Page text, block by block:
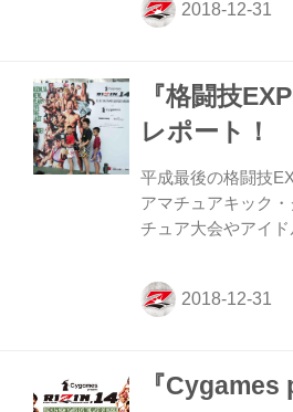
となった。 「
対応し、日本の商
として、これまで
績があり、全ての
スとなっている。
ってECサイトで商
ジットカードが使
『格闘技
レポート！
平成最後の格闘技
アマチュアキック
チュア大会やアイ
ースなど、格闘技
った。また、開催地
は、今年も大盛況
賑わいを見せたのは
『